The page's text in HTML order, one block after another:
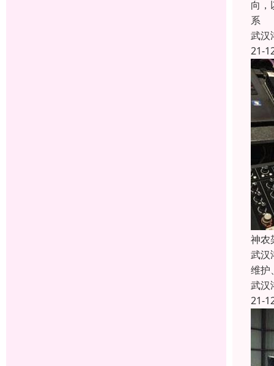
向，
系
武汉
21-
神农
武汉
维护
武汉
21-